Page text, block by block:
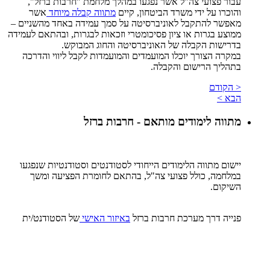
והוכרו על ידי משרד הביטחון, קיים מתווה קבלה מיוחד אשר
מאפשר להתקבל לאוניברסיטה על סמך עמידה באחד מהשניים –
ממוצע בגרות או ציון פסיכומטרי וזכאות לבגרות, ובהתאם לעמידה
בדרישות הקבלה של האוניברסיטה והחוג המבוקש.
במקרה הצורך יוכלו המועמדים והמועמדות לקבל ליווי והדרכה
בתהליך הרישום והקבלה.
< הקודם
הבא >
מתווה לימודים מותאם - חרבות ברזל
יישום מתווה הלימודים הייחודי לסטודנטים וסטודנטיות שנפגעו
במלחמה, כולל פצועי צה"ל, בהתאם לחומרת הפציעה ומשך
השיקום.
פנייה דרך מערכת חרבות ברזל באיזור האישי של הסטודנט/ית